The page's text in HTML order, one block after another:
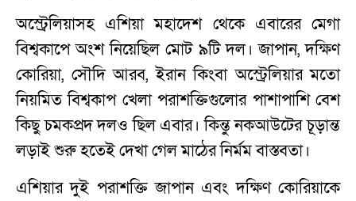
অস্ট্রেলিয়াসহ এশিয়া মহাদেশ থেকে এবারের মেগা
বিশ্বকাপে অংশ নিয়েছিল মোট ৯টি দল। জাপান, দক্ষিণ
কোরিয়া, সৌদি আরব, ইরান কিংবা অস্ট্রেলিয়ার মতো
নিয়মিত বিশ্বকাপ খেলা পরাশক্তিগুলোর পাশাপাশি বেশ
কিছু চমকপ্রদ দলও ছিল এবার। কিন্তু নকআউটের চূড়ান্ত
লড়াই শুরু হতেই দেখা গেল মাঠের নির্মম বাস্তবতা।
এশিয়ার দুই পরাশক্তি জাপান এবং দক্ষিণ কোরিয়াকে